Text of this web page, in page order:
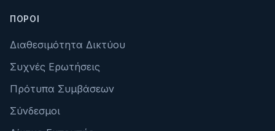
ΠΌΡΟΙ
Διαθεσιμότητα Δικτύου
Συχνές Ερωτήσεις
Πρότυπα Συμβάσεων
Σύνδεσμοι